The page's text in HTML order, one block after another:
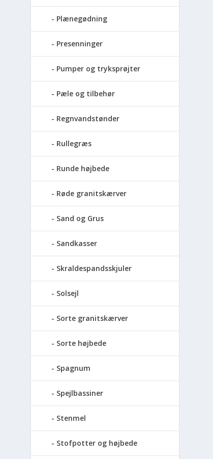
Plænegødning
Presenninger
Pumper og tryksprøjter
Pæle og tilbehør
Regnvandstønder
Rullegræs
Runde højbede
Røde granitskærver
Sand og Grus
Sandkasser
Skraldespandsskjuler
Solsejl
Sorte granitskærver
Sorte højbede
Spagnum
Spejlbassiner
Stenmel
Stofpotter og højbede